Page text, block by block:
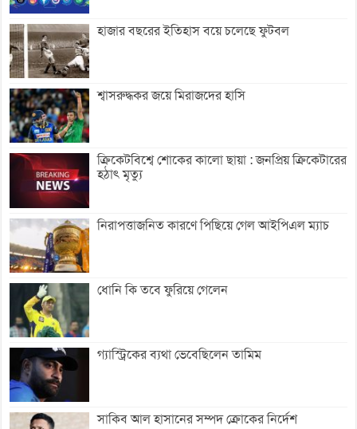
হাজার বছরের ইতিহাস বয়ে চলেছে ফুটবল
শ্বাসরুদ্ধকর জয়ে মিরাজদের হাসি
ক্রিকেটবিশ্বে শোকের কালো ছায়া : জনপ্রিয় ক্রিকেটারের
হঠাৎ মৃত্যু
নিরাপত্তাজনিত কারণে পিছিয়ে গেল আইপিএল ম্যাচ
ধোনি কি তবে ফুরিয়ে গেলেন
গ্যাস্ট্রিকের ব্যথা ভেবেছিলেন তামিম
সাকিব আল হাসানের সম্পদ ক্রোকের নির্দেশ